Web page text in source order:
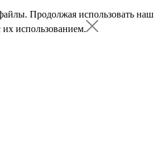
Продолжая использовать наш
их использованием.